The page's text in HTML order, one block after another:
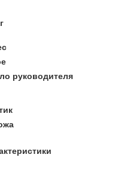
руководителя